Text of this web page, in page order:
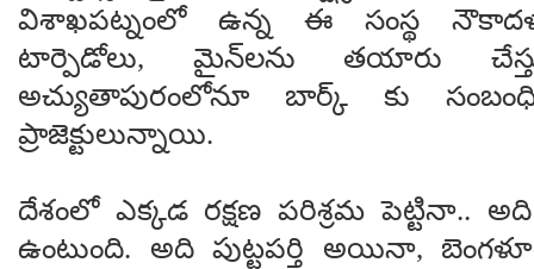
విశాఖపట్నంలో ఉన్న ఈ సంస్థ
టార్పెడోలు, మైన్‌లను తయారు
అచ్యుతాపురంలోనూ బార్క్ కు
ప్రాజెక్టులున్నాయి.
దేశంలో ఎక్కడ రక్షణ పరిశ్రమ పెట్టినా..
ఉంటుంది. అది పుట్టపర్తి అయినా,